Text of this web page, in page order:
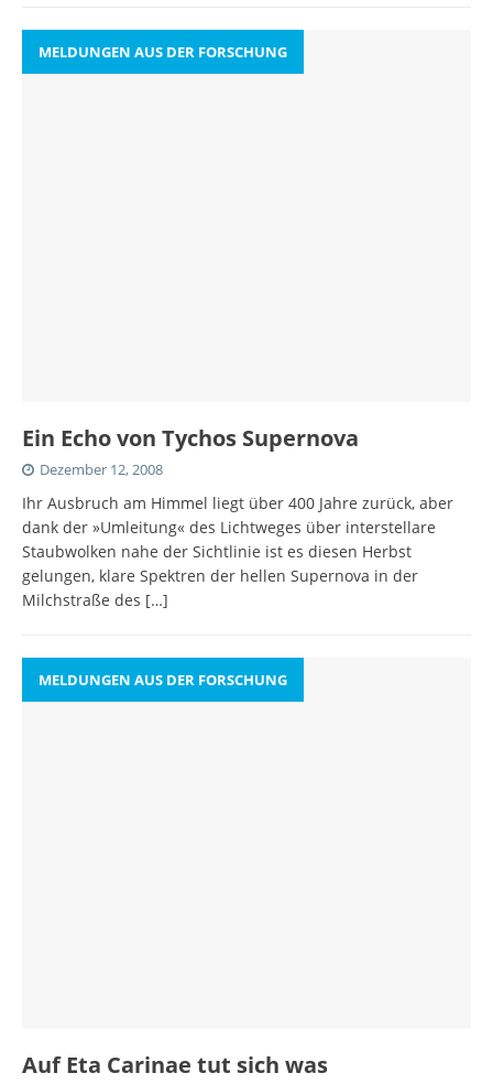
MELDUNGEN AUS DER FORSCHUNG
Ein Echo von Tychos Supernova
Dezember 12, 2008
Ihr Ausbruch am Himmel liegt über 400 Jahre zurück, aber
dank der »Umleitung« des Lichtweges über interstellare
Staubwolken nahe der Sichtlinie ist es diesen Herbst
gelungen, klare Spektren der hellen Supernova in der
Milchstraße des […]
MELDUNGEN AUS DER FORSCHUNG
Auf Eta Carinae tut sich was